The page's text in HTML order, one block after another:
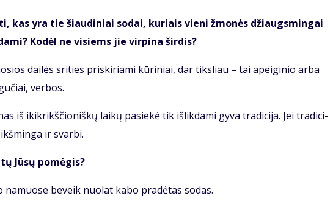
kas yra tie šiau­di­niai so­dai, ku­riais vie­ni žmo­nės džiaugs­min­gai
Ko­dėl ne vi­siems jie vir­pi­na šir­dis?
dai­lės sri­ties pri­ski­ria­mi kū­ri­niai, dar tiks­liau – tai apei­gi­nio ar­ba
ver­bos.
iš ikik­rikš­čio­niš­kų lai­kų pa­sie­kė tik iš­lik­da­mi gy­va tra­di­ci­ja. Jei tra­di­ci­
ir svar­bi.
Jū­sų po­mė­gis?
na­muo­se be­veik nuo­lat ka­bo pra­dė­tas so­das.